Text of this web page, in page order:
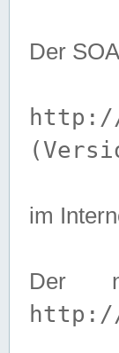
Der
http://
im
Der
http://